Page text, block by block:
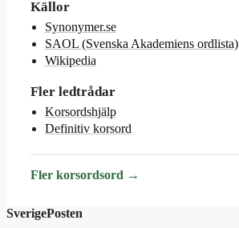
Källor
Synonymer.se
SAOL (Svenska Akademiens ordlista)
Wikipedia
Fler ledtrådar
Korsordshjälp
Definitiv korsord
Fler korsordsord →
SverigePosten